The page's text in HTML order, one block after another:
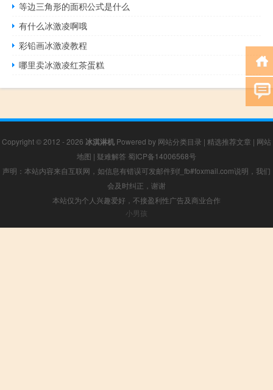
等边三角形的面积公式是什么
有什么冰激凌啊哦
彩铅画冰激凌教程
哪里卖冰激凌红茶蛋糕
Copyright © 2012 - 2026 冰淇淋机 Powered by 网站分类目录 | 精选推荐文章 | 网站
地图 | 疑难解答 蜀ICP备14006568号
声明：本站内容来自互联网，如信息有错误可发邮件到f_fb#foxmail.com说明，我们
会及时纠正，谢谢
本站仅为个人兴趣爱好，不接盈利性广告及商业合作
小男孩